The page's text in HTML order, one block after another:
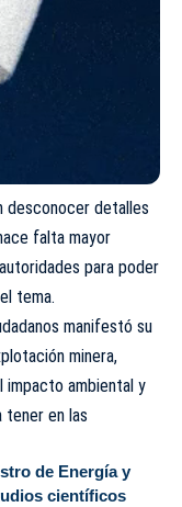
desconocer detalles
falta mayor
para poder
tema.
manifestó su
minera,
impacto ambiental y
tener en las
de Energía y
científicos